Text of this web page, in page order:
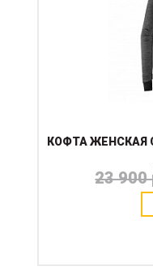
КОФТА ЖЕНСКАЯ
23 900